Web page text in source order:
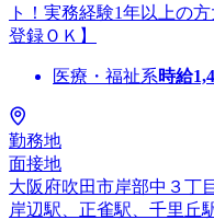
ト！実務経験1年以上の
登録ＯＫ】
医療・福祉系時給
勤務地
面接地
大阪府吹田市岸部中３丁目
岸辺駅、正雀駅、千里丘